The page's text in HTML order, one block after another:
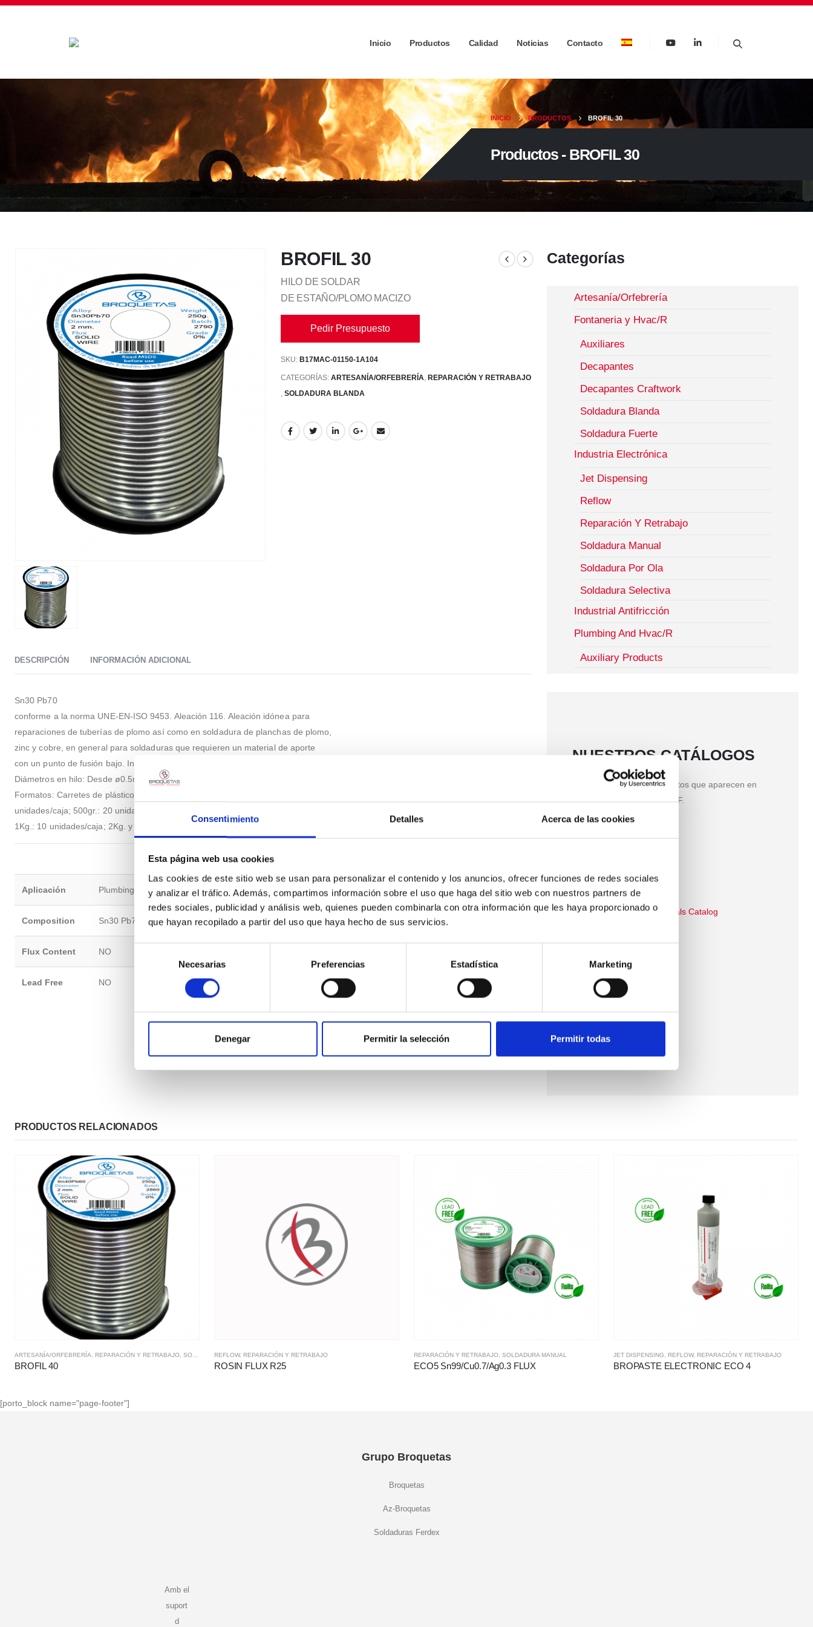
Consentimiento Detalles Acerca de las cookies
Esta página web usa cookies
Las cookies de este sitio web se usan para personalizar el contenido y los anuncios, ofrecer funciones de redes sociales
y analizar el tráfico. Además, compartimos información sobre el uso que haga del sitio web con nuestros partners de
redes sociales, publicidad y análisis web, quienes pueden combinarla con otra información que les haya proporcionado o
que hayan recopilado a partir del uso que haya hecho de sus servicios.
de
consentimiento
Necesarias Preferencias Estadística Marketing
Denegar Permitir la selección Permitir todas
Inicio Productos Calidad Noticias Contacto
INICIO PRODUCTOS BROFIL 30
Productos - BROFIL 30
BROFIL 30
HILO DE SOLDAR
DE ESTAÑO/PLOMO MACIZO
Pedir Presupuesto
SKU: B17MAC-01150-1A104
CATEGORÍAS: ARTESANÍA/ORFEBRERÍA REPARACIÓN Y RETRABAJO
SOLDADURA BLANDA
DESCRIPCIÓN INFORMACIÓN ADICIONAL
Sn30 Pb70
conforme a la norma UNE-EN-ISO 9453. Aleación 116. Aleación idónea para
reparaciones de tuberías de plomo así como en soldadura de planchas de plomo,
zinc y cobre, en general para soldaduras que requieren un material de aporte
con un punto de fusión bajo. Intervalo de fusión: 183 -255ºC.
Diámetros en hilo: Desde ø0.5mm a ø6mm
Formatos: Carretes de plástico de 100gr.: 30 unidades/caja; 250gr.: 40
unidades/caja; 500gr.: 20 unidades/caja
1Kg.: 10 unidades/caja; 2Kg. y 4Kg. sobre pedido
Aplicación Plumbing, Soldering, Heating, Craftwork, Roofing, Electronic, Hand & Robotic Soldering, Re-work
Composition Sn30 Pb70
Flux Content NO
Lead Free NO
Categorías
Artesanía/Orfebrería
Fontaneria y Hvac/R
Auxiliares
Decapantes
Decapantes Craftwork
Soldadura Blanda
Soldadura Fuerte
Industria Electrónica
Jet Dispensing
Reflow
Reparación Y Retrabajo
Soldadura Manual
Soldadura Por Ola
Soldadura Selectiva
Industrial Antifricción
Plumbing And Hvac/R
Auxiliary Products
NUESTROS CATÁLOGOS
Encuentra todos los productos que aparecen en
nuestra web en formato PDF.
Brochure English
Electronic Soldering Materials Catalog
Flyer Deutch
Flyer French
Flyer Greek
PRODUCTOS RELACIONADOS
ARTESANÍA/ORFEBRERÍA REPARACIÓN Y RETRABAJO SOLDADURA BLANDA
BROFIL 40
REFLOW, REPARACIÓN Y RETRABAJO
ROSIN FLUX R25
REPARACIÓN Y RETRABAJO SOLDADURA MANUAL
ECO5 Sn99/Cu0.7/Ag0.3 FLUX
JET DISPENSING REFLOW, REPARACIÓN Y RETRABAJO
BROPASTE ELECTRONIC ECO 4
[porto_block name="page-footer"]
Grupo Broquetas
Broquetas
Az-Broquetas
Soldaduras Ferdex
Amb el
suport
d